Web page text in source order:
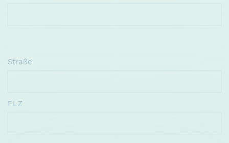
Straße
PLZ